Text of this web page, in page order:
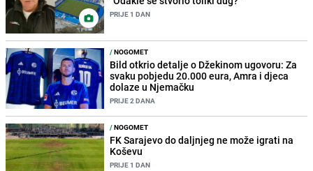
PRIJE 1 DAN
/NOGOMET
Bild otkrio detalje o Džekinom ugovoru: Za
svaku pobjedu 20.000 eura, Amra i djeca
dolaze u Njemačku
PRIJE 2 DANA
/NOGOMET
FK Sarajevo do daljnjeg ne može igrati na
Koševu
PRIJE 1 DAN